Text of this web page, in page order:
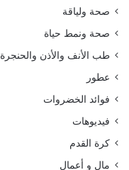
صحة ولياقة
صحة ونمط حياة
طب الأنف والأذن والحنجرة
عطور
فوائد الخضروات
فيديوهات
كرة القدم
مال و أعمال